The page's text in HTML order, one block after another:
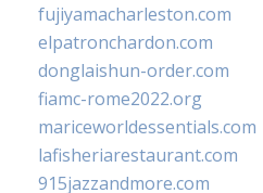
fujiyamacharleston.com
elpatronchardon.com
donglaishun-order.com
fiamc-rome2022.org
mariceworldessentials.com
lafisheriarestaurant.com
915jazzandmore.com